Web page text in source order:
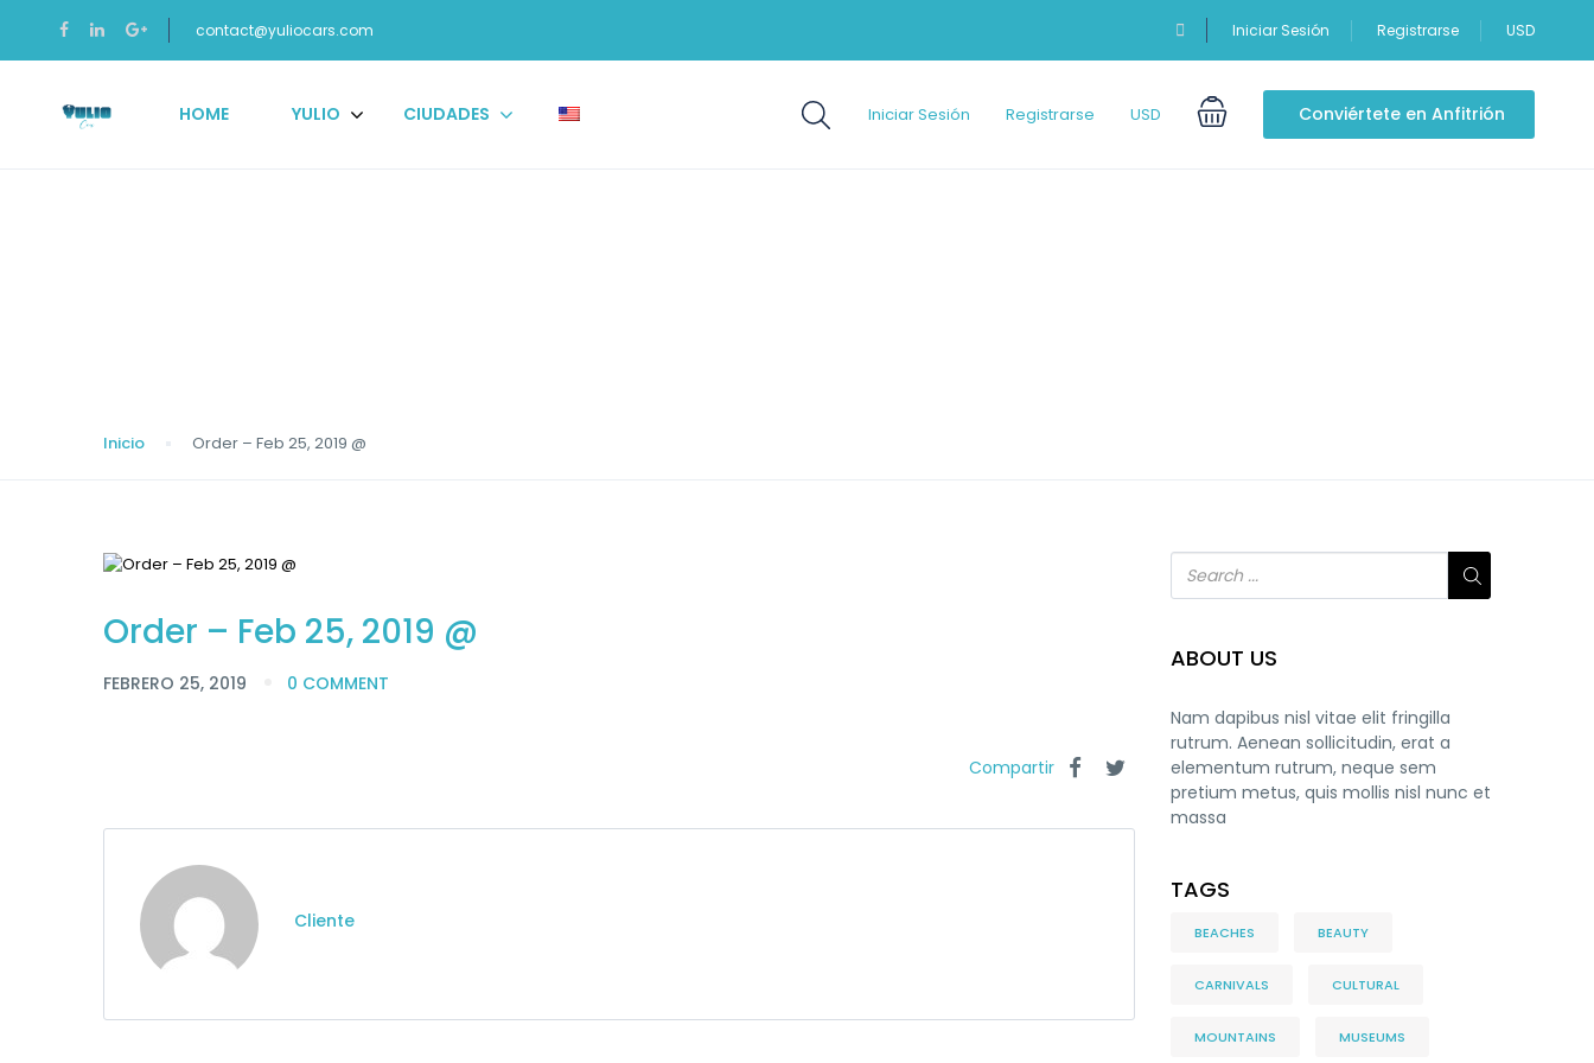
contact@yuliocars.com Iniciar Sesión Registrarse USD
HOME YULIO CIUDADES Iniciar Sesión Registrarse USD Conviértete en Anfitrión
Inicio Order – Feb 25, 2019 @
Order – Feb 25, 2019 @
FEBRERO 25, 2019 0 COMMENT
Compartir
Cliente
ABOUT US
Nam dapibus nisl vitae elit fringilla
rutrum. Aenean sollicitudin, erat a
elementum rutrum, neque sem
pretium metus, quis mollis nisl nunc et
massa
TAGS
BEACHES BEAUTY
CARNIVALS CULTURAL
MOUNTAINS MUSEUMS